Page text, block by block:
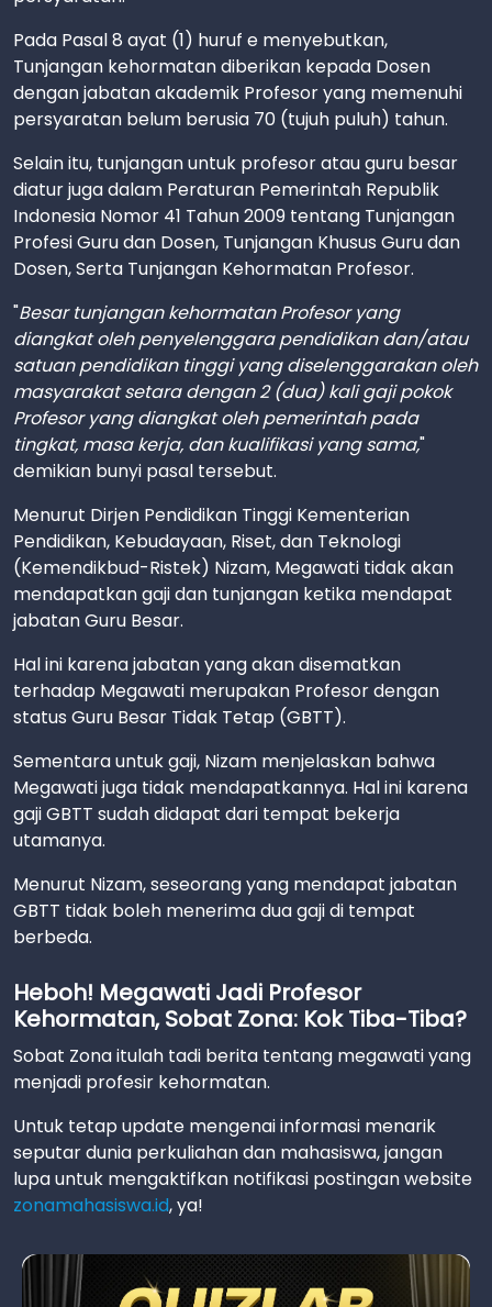
Pada Pasal 8 ayat (1) huruf e menyebutkan,
Tunjangan kehormatan diberikan kepada Dosen
dengan jabatan akademik Profesor yang memenuhi
persyaratan belum berusia 70 (tujuh puluh) tahun.
Selain itu, tunjangan untuk profesor atau guru besar
diatur juga dalam Peraturan Pemerintah Republik
Indonesia Nomor 41 Tahun 2009 tentang Tunjangan
Profesi Guru dan Dosen, Tunjangan Khusus Guru dan
Dosen, Serta Tunjangan Kehormatan Profesor.
"Besar tunjangan kehormatan Profesor yang
diangkat oleh penyelenggara pendidikan dan/atau
satuan pendidikan tinggi yang diselenggarakan oleh
masyarakat setara dengan 2 (dua) kali gaji pokok
Profesor yang diangkat oleh pemerintah pada
tingkat, masa kerja, dan kualifikasi yang sama,"
demikian bunyi pasal tersebut.
Menurut Dirjen Pendidikan Tinggi Kementerian
Pendidikan, Kebudayaan, Riset, dan Teknologi
(Kemendikbud-Ristek) Nizam, Megawati tidak akan
mendapatkan gaji dan tunjangan ketika mendapat
jabatan Guru Besar.
Hal ini karena jabatan yang akan disematkan
terhadap Megawati merupakan Profesor dengan
status Guru Besar Tidak Tetap (GBTT).
Sementara untuk gaji, Nizam menjelaskan bahwa
Megawati juga tidak mendapatkannya. Hal ini karena
gaji GBTT sudah didapat dari tempat bekerja
utamanya.
Menurut Nizam, seseorang yang mendapat jabatan
GBTT tidak boleh menerima dua gaji di tempat
berbeda.
Heboh! Megawati Jadi Profesor
Kehormatan, Sobat Zona: Kok Tiba-Tiba?
Sobat Zona itulah tadi berita tentang megawati yang
menjadi profesir kehormatan.
Untuk tetap update mengenai informasi menarik
seputar dunia perkuliahan dan mahasiswa, jangan
lupa untuk mengaktifkan notifikasi postingan website
zonamahasiswa.id, ya!